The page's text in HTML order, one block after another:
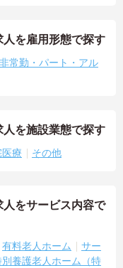
を雇用形態で探す
非常勤・パート・アル
を施設業態で探す
療 その他
をサービス内容で
有料老人ホーム
サー
別養護老人ホーム（特